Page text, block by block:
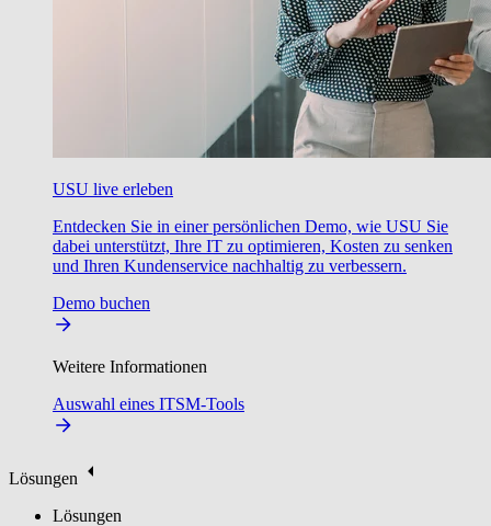
USU live erleben
Entdecken Sie in einer persönlichen Demo, wie USU Sie
dabei unterstützt, Ihre IT zu optimieren, Kosten zu senken
und Ihren Kundenservice nachhaltig zu verbessern.
Demo buchen
Weitere Informationen
Auswahl eines ITSM-Tools
Lösungen
Lösungen